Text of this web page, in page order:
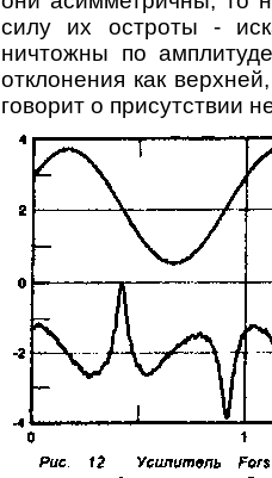
силу их остроты -
ничтожны по
отклонения как
говорит о присутствии